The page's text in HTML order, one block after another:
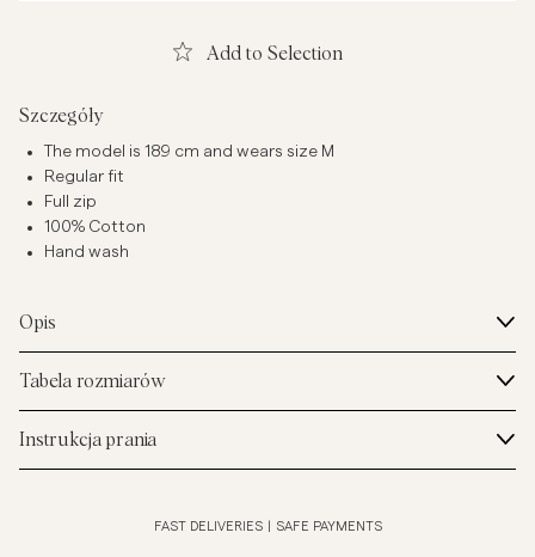
Add to Selection
Szczegóły
The model is 189 cm and wears size M
Regular fit
Full zip
100% Cotton
Hand wash
Opis
Tabela rozmiarów
Instrukcja prania
FAST DELIVERIES SAFE PAYMENTS